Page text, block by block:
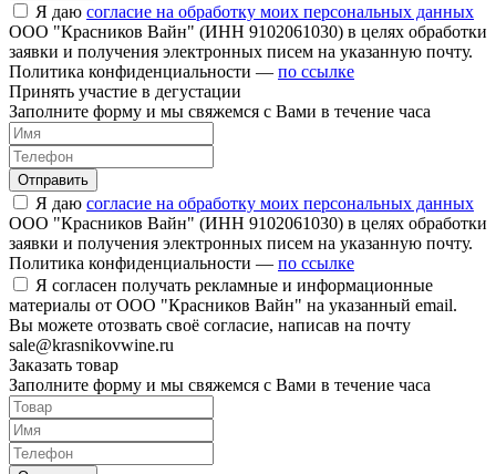
Я даю согласие на обработку моих персональных данных
ООО "Красников Вайн" (ИНН 9102061030) в целях обработки
заявки и получения электронных писем на указанную почту.
Политика конфиденциальности — по ссылке
Принять участие в дегустации
Заполните форму и мы свяжемся с Вами в течение часа
Отправить
Я даю согласие на обработку моих персональных данных
ООО "Красников Вайн" (ИНН 9102061030) в целях обработки
заявки и получения электронных писем на указанную почту.
Политика конфиденциальности — по ссылке
Я согласен получать рекламные и информационные
материалы от ООО "Красников Вайн" на указанный email.
Вы можете отозвать своё согласие, написав на почту
sale@krasnikovwine.ru
Заказать товар
Заполните форму и мы свяжемся с Вами в течение часа